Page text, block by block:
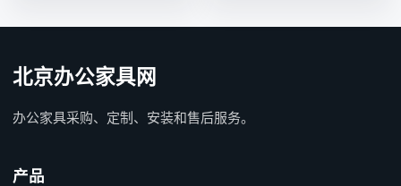
北京办公家具网
办公家具采购、定制、安装和售后服务。
产品